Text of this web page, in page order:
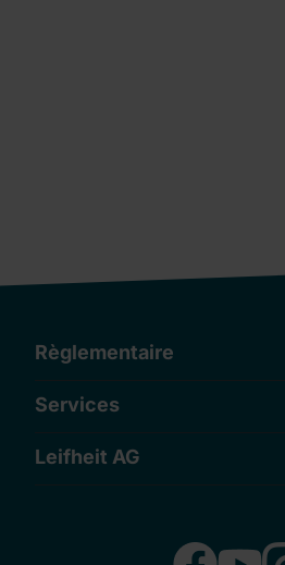
Règlementaire
Services
Leifheit AG